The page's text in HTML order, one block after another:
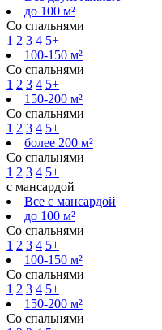
до 100 м²
Со спальнями
1 2 3 4 5+
100-150 м²
Со спальнями
1 2 3 4 5+
150-200 м²
Со спальнями
1 2 3 4 5+
более 200 м²
Со спальнями
1 2 3 4 5+
с мансардой
Все с мансардой
до 100 м²
Со спальнями
1 2 3 4 5+
100-150 м²
Со спальнями
1 2 3 4 5+
150-200 м²
Со спальнями